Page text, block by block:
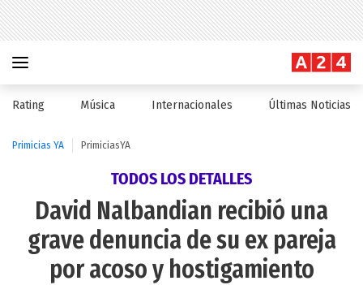
Rating Música Internacionales Últimas Noticias
Primicias YA PrimiciasYA
TODOS LOS DETALLES
David Nalbandian recibió una
grave denuncia de su ex pareja
por acoso y hostigamiento